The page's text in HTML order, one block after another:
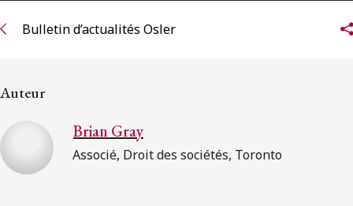
Bulletin d’actualités Osler
Auteur
Brian Gray
Associé, Droit des sociétés, Toronto